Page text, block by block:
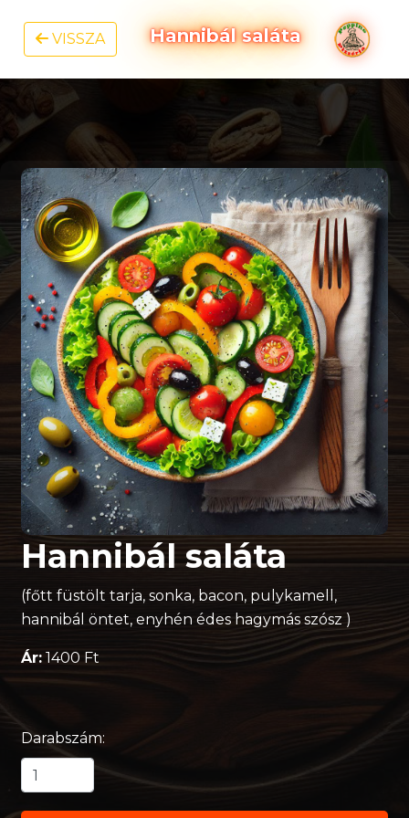
VISSZA Hannibál saláta
Hannibál saláta
(főtt füstölt tarja, sonka, bacon, pulykamell,
hannibál öntet, enyhén édes hagymás szósz )
Ár: 1400 Ft
Darabszám: